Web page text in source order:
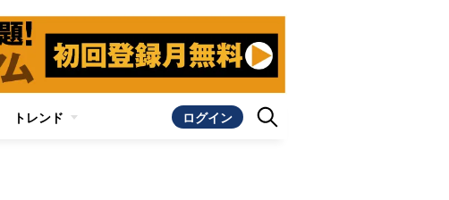
トレンド ログイン